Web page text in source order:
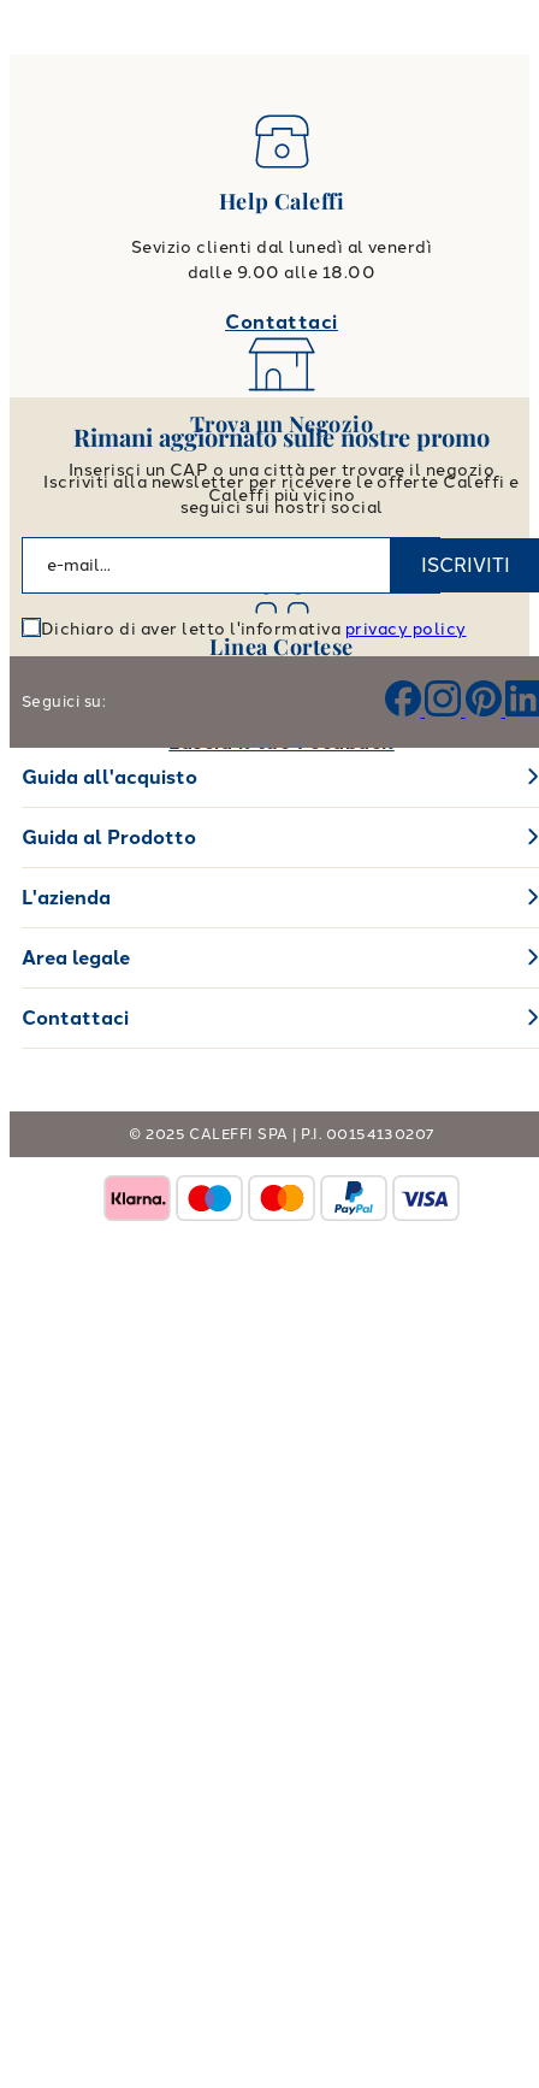
Help Caleffi
Sevizio clienti dal lunedì al venerdì
dalle 9.00 alle 18.00
Contattaci
Trova un Negozio
Inserisci un CAP o una città per trovare il negozio
Caleffi più vicino
Vai allo store locator
Linea Cortese
Aiutaci a migliorare i nostri prodotti e il nostro servizio
Rimani aggiornato sulle nostre promo
Iscriviti alla newsletter per ricevere le offerte Caleffi e
seguici sui nostri social
ISCRIVITI
Dichiaro di aver letto l'informativa privacy policy
Seguici su:
Guida all'acquisto
Guida al Prodotto
L'azienda
Area legale
Contattaci
© 2025 CALEFFI SPA | P.I. 00154130207